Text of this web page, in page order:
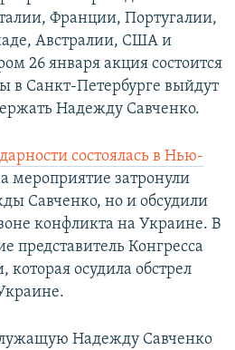
Франции, Португалии,
Австралии, США и
26 января акция состоится
в Санкт-Петербурге выйдут
Надежду Савченко.
состоялась в Нью-
затронули
Савченко, но и обсудили
конфликта на Украине. В
представитель Конгресса
осудила обстрел
Надежду Савченко